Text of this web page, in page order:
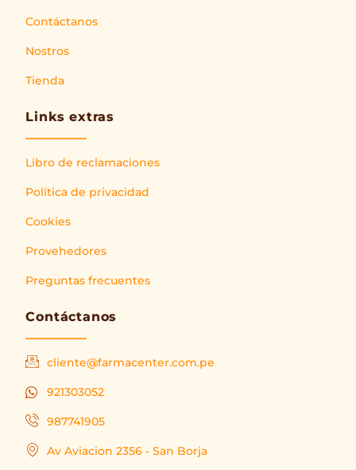
Contáctanos
Nostros
Tienda
Links extras
Libro de reclamaciones
Política de privacidad
Cookies
Provehedores
Preguntas frecuentes
Contáctanos
cliente@farmacenter.com.pe
921303052
987741905
Av Aviacion 2356 - San Borja